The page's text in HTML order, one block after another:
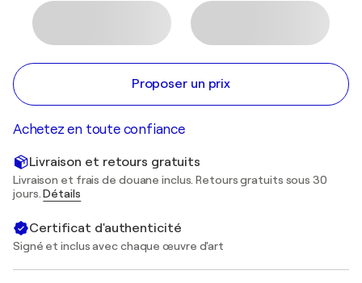
Proposer un prix
Achetez en toute confiance
Livraison et retours gratuits
Livraison et frais de douane inclus. Retours gratuits sous 30
jours.Détails
Certificat d'authenticité
Signé et inclus avec chaque œuvre d'art